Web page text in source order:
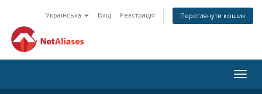
Українська Вхід Реєстрація Переглянути кошик